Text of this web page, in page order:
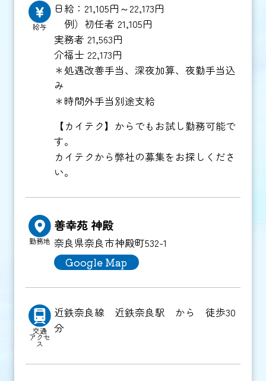
給与
日給：21,105円～22,173円
例）初任者 21,105円
実務者 21,563円
介福士 22,173円
＊処遇改善手当、深夜加算、夜勤手当込
み
＊時間外手当別途支給
【カイテク】からでもお試し勤務可能で
す。
カイテクから弊社の募集をお探しくださ
い。
勤務地
善幸苑 神殿
奈良県奈良市神殿町532-1
Google Map
交通
アクセ
ス
近鉄奈良線 近鉄奈良駅 から 徒歩30
分